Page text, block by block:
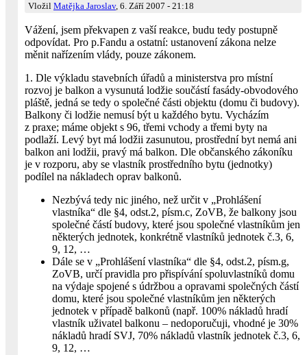
Vložil Matějka Jaroslav, 6. Září 2007 - 21:18
Vážení, jsem překvapen z vaší reakce, budu tedy postupně
odpovídat. Pro p.Fandu a ostatní: ustanovení zákona nelze
měnit nařízením vlády, pouze zákonem.
1. Dle výkladu stavebních úřadů a ministerstva pro místní
rozvoj je balkon a vysunutá lodžie součástí fasády-obvodového
pláště, jedná se tedy o společné části objektu (domu či budovy).
Balkony či lodžie nemusí být u každého bytu. Vycházím
z praxe; máme objekt s 96, třemi vchody a třemi byty na
podlaží. Levý byt má lodžii zasunutou, prostřední byt nemá ani
balkon ani lodžii, pravý má balkon. Dle občanského zákoníku
je v rozporu, aby se vlastník prostředního bytu (jednotky)
podílel na nákladech oprav balkonů.
Nezbývá tedy nic jiného, než určit v „Prohlášení
vlastníka“ dle §4, odst.2, písm.c, ZoVB, že balkony jsou
společné částí budovy, které jsou společné vlastníkům jen
některých jednotek, konkrétně vlastníků jednotek č.3, 6,
9, 12, …
Dále se v „Prohlášení vlastníka“ dle §4, odst.2, písm.g,
ZoVB, určí pravidla pro přispívání spoluvlastníků domu
na výdaje spojené s údržbou a opravami společných částí
domu, které jsou společné vlastníkům jen některých
jednotek v případě balkonů (např. 100% nákladů hradí
vlastník uživatel balkonu – nedoporučuji, vhodné je 30%
nákladů hradí SVJ, 70% nákladů vlastník jednotek č.3, 6,
9, 12, …